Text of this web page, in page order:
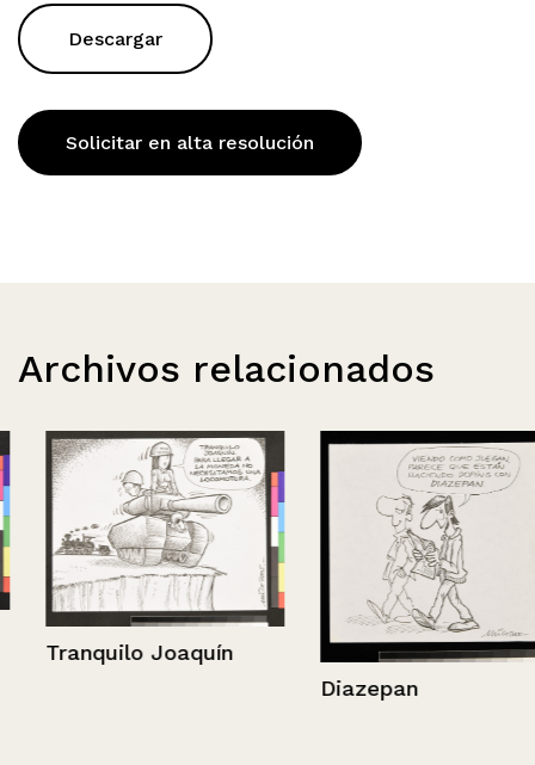
Descargar
Solicitar en alta resolución
Archivos relacionados
Tranquilo Joaquín
Diazepan